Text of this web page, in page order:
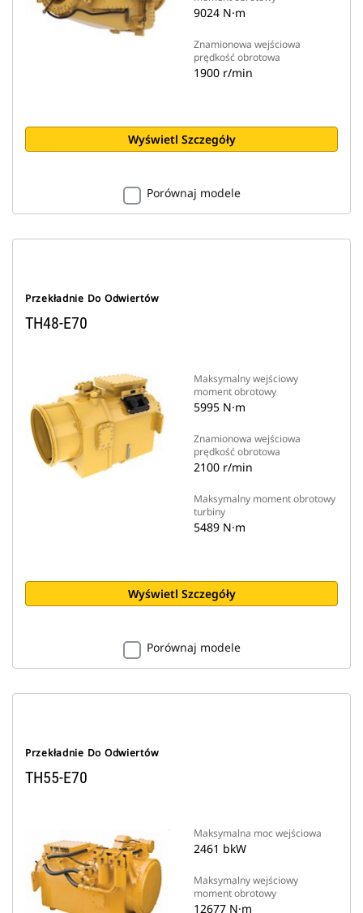
9024 N·m
Znamionowa wejściowa
prędkość obrotowa
1900 r/min
Wyświetl Szczegóły
Porównaj modele
Przekładnie Do Odwiertów
TH48-E70
Maksymalny wejściowy
moment obrotowy
5995 N·m
Znamionowa wejściowa
prędkość obrotowa
2100 r/min
Maksymalny moment obrotowy
turbiny
5489 N·m
Wyświetl Szczegóły
Porównaj modele
Przekładnie Do Odwiertów
TH55-E70
Maksymalna moc wejściowa
2461 bkW
Maksymalny wejściowy
moment obrotowy
12677 N·m